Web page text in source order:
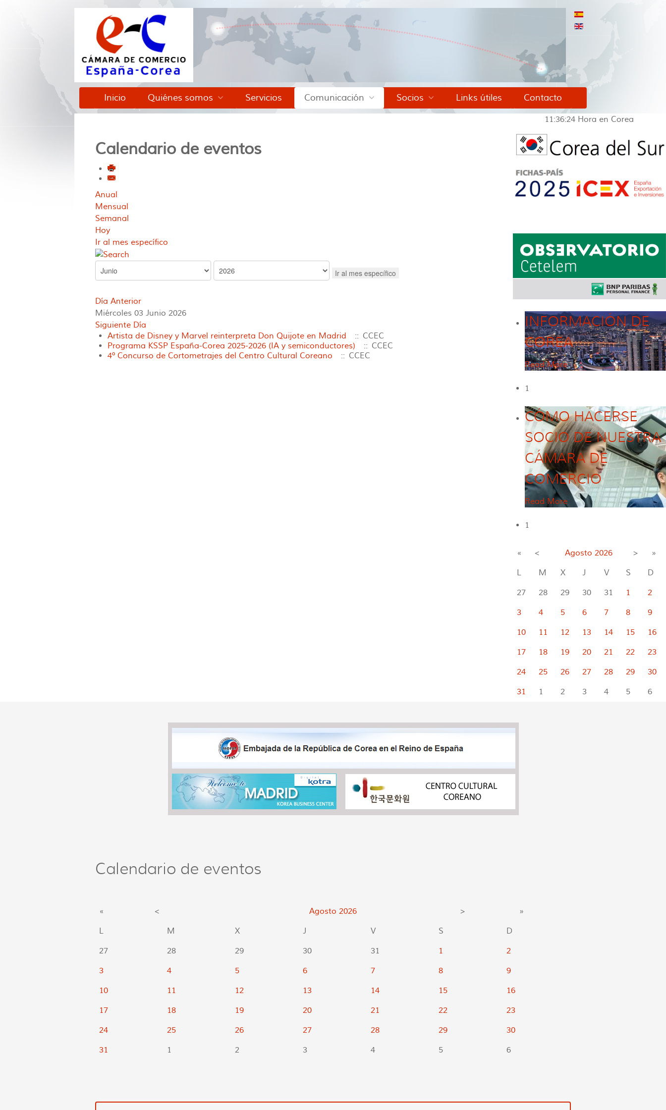
Inicio Quiénes somos Servicios Comunicación Socios Links útiles Contacto
Calendario de eventos
Anual
Mensual
Semanal
Hoy
Ir al mes específico
Ir al mes específico
Día Anterior
Miércoles 03 Junio 2026
Siguiente Día
Artista de Disney y Marvel reinterpreta Don Quijote en Madrid
:: CCEC
Programa KSSP España-Corea 2025-2026 (IA y semiconductores)
:: CCEC
4º Concurso de Cortometrajes del Centro Cultural Coreano
:: CCEC
11:36:24 Hora en Corea
INFORMACIÓN DE
COREA
Read More
1
CÓMO HACERSE
SOCIO DE NUESTRA
CÁMARA DE
COMERCIO
Read More
1
« < Agosto 2026 >
»
L
M X J V S
D
27
28 29 30 31 1
2
3
4 5 6 7 8
9
10
11 12 13 14 15
16
17
18 19 20 21 22
23
24
25 26 27 28 29
30
31
1 2 3 4 5 6
Calendario de eventos
« < Agosto 2026 >
»
L
M X J V S
D
27
28 29 30 31 1
2
3
4 5 6 7 8
9
10
11 12 13 14 15
16
17
18 19 20 21 22
23
24
25 26 27 28 29
30
31
1 2 3 4 5 6